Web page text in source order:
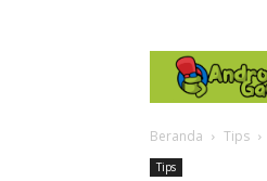
Beranda Tips
Tips